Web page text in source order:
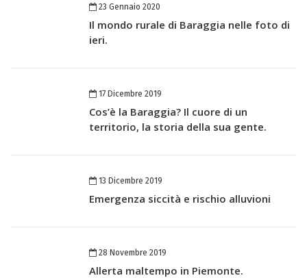
23 Gennaio 2020
Il mondo rurale di Baraggia nelle foto di
ieri.
17 Dicembre 2019
Cos’è la Baraggia? Il cuore di un
territorio, la storia della sua gente.
13 Dicembre 2019
Emergenza siccità e rischio alluvioni
28 Novembre 2019
Allerta maltempo in Piemonte.